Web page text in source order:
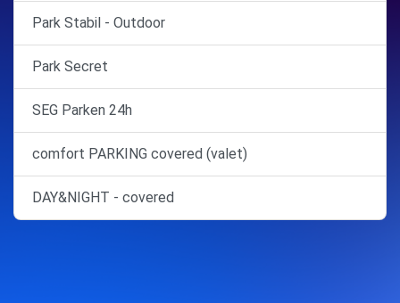
Park Stabil - Outdoor
Park Secret
SEG Parken 24h
comfort PARKING covered (valet)
DAY&NIGHT - covered